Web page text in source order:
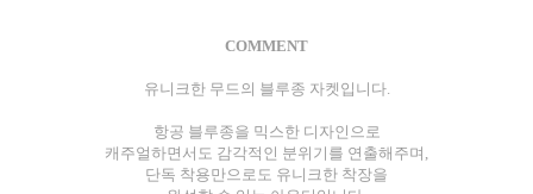
COMMENT
유니크한 무드의 블루종 자켓입니다.
항공 블루종을 믹스한 디자인으로
캐주얼하면서도 감각적인 분위기를 연출해주며,
단독 착용만으로도 유니크한 착장을